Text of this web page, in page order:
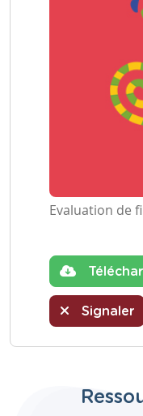
Evaluation de
Signaler